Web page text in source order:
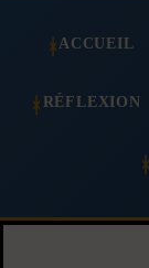
ACCUEIL
RÉFLEXION